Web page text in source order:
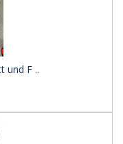
und F ..